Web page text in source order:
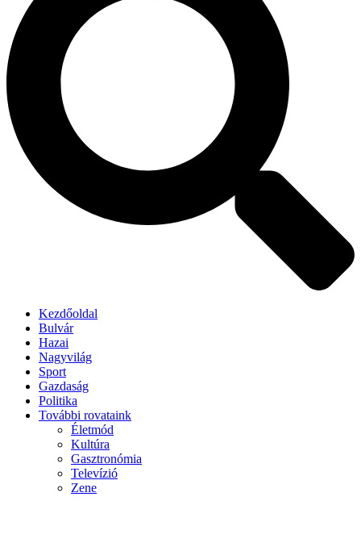
Kezdőoldal
Bulvár
Hazai
Nagyvilág
Sport
Gazdaság
Politika
További rovataink
Életmód
Kultúra
Gasztronómia
Televízió
Zene